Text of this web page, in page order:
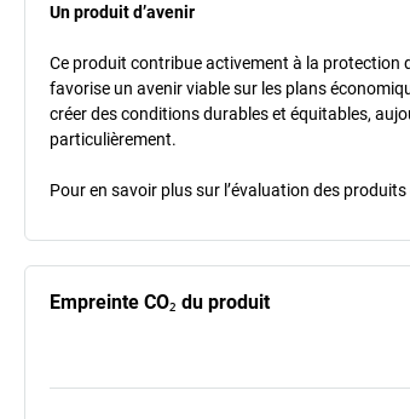
Un produit d’avenir
Ce produit contribue activement à la protection
favorise un avenir viable sur les plans
créer des conditions durables et équitables,
particulièrement.
Pour en savoir plus sur l’évaluation des
Empreinte CO₂ du produit